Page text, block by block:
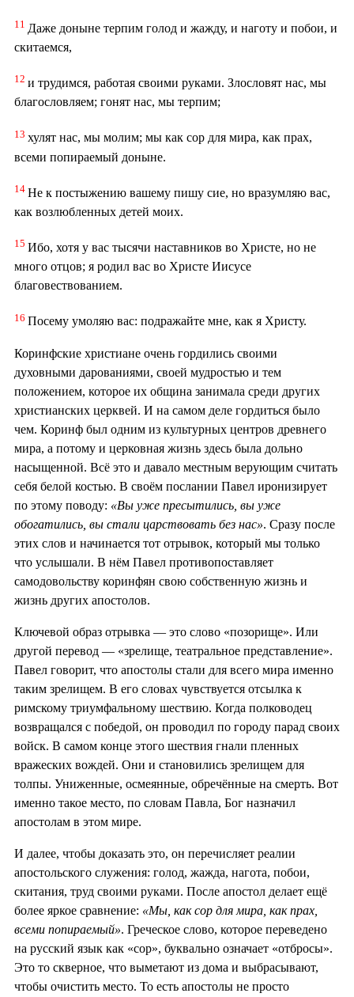
11 Даже доныне терпим голод и жажду, и наготу и побои, и
скитаемся,
12 и трудимся, работая своими руками. Злословят нас, мы
благословляем; гонят нас, мы терпим;
13 хулят нас, мы молим; мы как сор для мира, как прах,
всеми попираемый доныне.
14 Не к постыжению вашему пишу сие, но вразумляю вас,
как возлюбленных детей моих.
15 Ибо, хотя у вас тысячи наставников во Христе, но не
много отцов; я родил вас во Христе Иисусе
благовествованием.
16 Посему умоляю вас: подражайте мне, как я Христу.
Коринфские христиане очень гордились своими
духовными дарованиями, своей мудростью и тем
положением, которое их община занимала среди других
христианских церквей. И на самом деле гордиться было
чем. Коринф был одним из культурных центров древнего
мира, а потому и церковная жизнь здесь была дольно
насыщенной. Всё это и давало местным верующим считать
себя белой костью. В своём послании Павел иронизирует
по этому поводу: «Вы уже пресытились, вы уже
обогатились, вы стали царствовать без нас». Сразу после
этих слов и начинается тот отрывок, который мы только
что услышали. В нём Павел противопоставляет
самодовольству коринфян свою собственную жизнь и
жизнь других апостолов.
Ключевой образ отрывка — это слово «позорище». Или
другой перевод — «зрелище, театральное представление».
Павел говорит, что апостолы стали для всего мира именно
таким зрелищем. В его словах чувствуется отсылка к
римскому триумфальному шествию. Когда полководец
возвращался с победой, он проводил по городу парад своих
войск. В самом конце этого шествия гнали пленных
вражеских вождей. Они и становились зрелищем для
толпы. Униженные, осмеянные, обречённые на смерть. Вот
именно такое место, по словам Павла, Бог назначил
апостолам в этом мире.
И далее, чтобы доказать это, он перечисляет реалии
апостольского служения: голод, жажда, нагота, побои,
скитания, труд своими руками. После апостол делает ещё
более яркое сравнение: «Мы, как сор для мира, как прах,
всеми попираемый». Греческое слово, которое переведено
на русский язык как «сор», буквально означает «отбросы».
Это то скверное, что выметают из дома и выбрасывают,
чтобы очистить место. То есть апостолы не просто